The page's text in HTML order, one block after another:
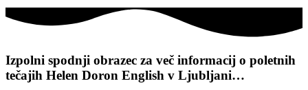
Izpolni spodnji obrazec za več informacij o poletnih
tečajih Helen Doron English v Ljubljani…